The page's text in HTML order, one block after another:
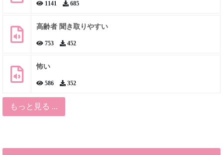
1141 685
高齢者 聞き取りやすい
753 452
怖い
586 352
もっと見る ...